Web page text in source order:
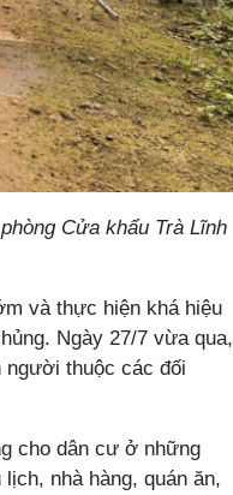
Cửa khẩu Trà Lĩnh
và thực hiện khá hiệu
Ngày 27/7 vừa qua,
người thuộc các đối
cho dân cư ở những
nhà hàng, quán ăn,